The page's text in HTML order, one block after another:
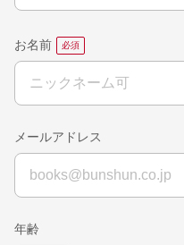
お名前
メールアドレス
年齢